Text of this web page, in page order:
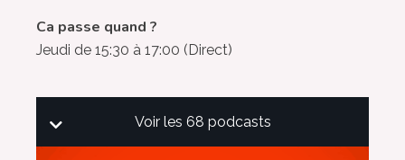
Voir les 68 podcasts
Ca passe quand ?
Jeudi de 15:30 à 17:00 (Direct)